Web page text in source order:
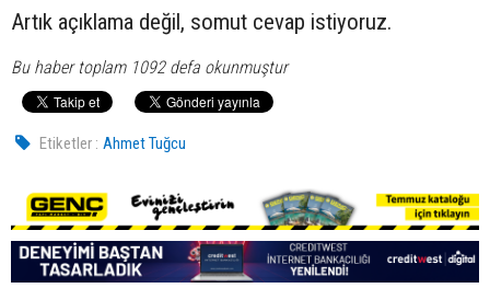
Artık açıklama değil, somut cevap istiyoruz.
Bu haber toplam 1092 defa okunmuştur
Etiketler : Ahmet Tuğcu